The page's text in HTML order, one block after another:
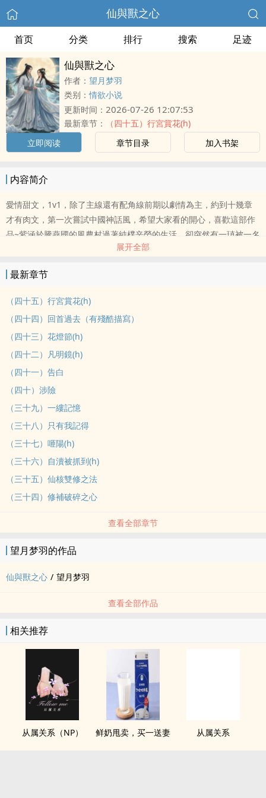
仙與獸之心
首页 分类 排行 搜索 足迹
仙與獸之心
作者： 望月梦羽
类别：情欲小说
更新时间： 2026-07-26 12:07:53
最新章节：
（四十五）行宮賞花(h)
立即阅读
章节目录 加入书架
内容简介
愛情甜文，1v1，除了主線還有配角線前期以劇情為主，約到十幾章
才有肉文，第一次嘗試中國神話風，希望大家看的開心，喜歡這部作
品~紫涵於騰燕國的風農村過著純樸辛勞的生活，卻突然有一瑱被一名
男子告知，自己是先天五尊的上神之一，羽仙聖母。從凡間突然被提
耀上仙陪伴在側，面對重重困難便不再是一人孤獨而行。守護獸因著
累累，更讓紫涵對他更加疼惜。隨著與寒曜日夜的相處，紫涵漸漸對
他產生不一樣的情愫，直到他的靈力徹底耗盡時，得知需與男子進行
體液交融以行補氣，他們的關係自此又有了不同的意義......
展开全部
最新章节
（四十五）行宮賞花(h)
（四十四）回首過去（有殘酷描寫）
（四十三）花燈節(h)
（四十二）凡明鏡(h)
（四十一）告白
（四十）涉險
（三十九）一縷記憶
（三十八）只有我記得
（三十七）咂陽(h)
（三十六）自瀆被抓到(h)
（三十五）仙核雙修之法
（三十四）修補破碎之心
查看全部章节
望月梦羽的作品
仙與獸之心 / 望月梦羽
查看全部作品
相关推荐
从属关系（NP） 鲜奶甩卖，买一送妻 从属关系